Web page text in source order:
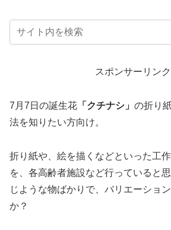
スポンサーリンク
7月7日の誕生花 「クチナシ」 の折り
法を知りたい方向け。
折り紙や、絵を描くなどといった工
を、各高齢者施設など行っていると
じような物ばかりで、バリエーショ
か？